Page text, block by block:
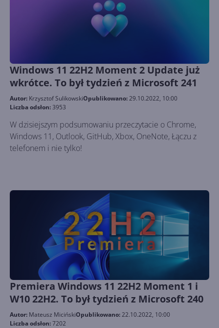
Windows 11 22H2 Moment 2 Update już
wkrótce. To był tydzień z Microsoft 241
Autor: Krzysztof SulikowskiOpublikowano:29.10.2022, 10:00
Liczba odsłon:3953
W dzisiejszym podsumowaniu przeczytacie o Chrome,
Windows 11, Outlook, GitHub, Xbox, OneNote, Łączu z
telefonem i nie tylko!
Premiera Windows 11 22H2 Moment 1 i
W10 22H2. To był tydzień z Microsoft 240
Autor: Mateusz MicińskiOpublikowano:22.10.2022, 10:00
Liczba odsłon:7202